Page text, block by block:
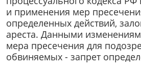
и применения мер
определенных действий,
ареста. Данными
мера пресечения для
обвиняемых - запрет